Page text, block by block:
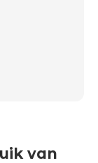
van